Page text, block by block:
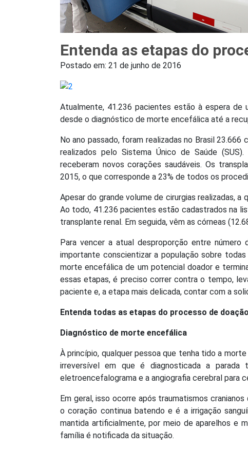
Entenda as etapas do
Postado em: 21 de junho de 2016
Atualmente, 41.236 pacientes estão à espera
desde o diagnóstico de morte encefálica até a
No ano passado, foram realizadas no Brasil
realizados pelo Sistema Único de Saúde
receberam novos corações saudáveis. Os
2015, o que corresponde a 23% de todos os
Apesar do grande volume de cirurgias realizadas, a
Ao todo, 41.236 pacientes estão cadastrados na
transplante renal. Em seguida, vêm as córneas
Para vencer a atual desproporção entre
importante conscientizar a população sobre
morte encefálica de um potencial doador e
essas etapas, é preciso correr contra o tempo,
paciente e, a etapa mais delicada, contar com a
Entenda todas as etapas do processo de
Diagnóstico de morte encefálica
À princípio, qualquer pessoa que tenha tido a
irreversível em que é diagnosticada a
eletroencefalograma e a angiografia cerebral para
Em geral, isso ocorre após traumatismos
o coração continua batendo e é a irrigação
mantida artificialmente, por meio de aparelhos e
família é notificada da situação.